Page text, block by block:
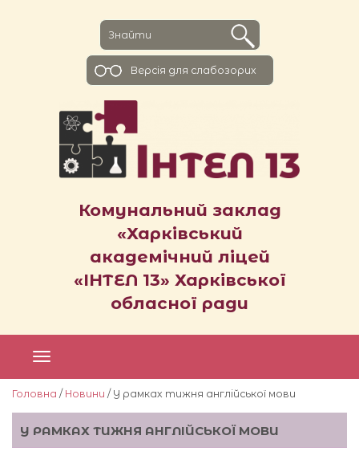
Комунальний заклад
«Харківський
академічний ліцей
«ІНТЕЛ 13» Харківської
обласної ради
Версiя для слабозорих
Головна / Новини / У рамках тижня англійської мови
У РАМКАХ ТИЖНЯ АНГЛІЙСЬКОЇ МОВИ